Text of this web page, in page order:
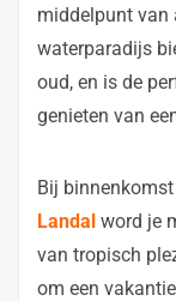
middelpunt van
waterparadijs
oud, en is de
genieten van
Bij
Landal word je
van tropisch
om een